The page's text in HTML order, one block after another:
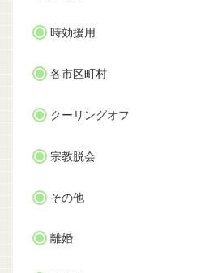
時効援用
各市区町村
クーリングオフ
宗教脱会
その他
離婚